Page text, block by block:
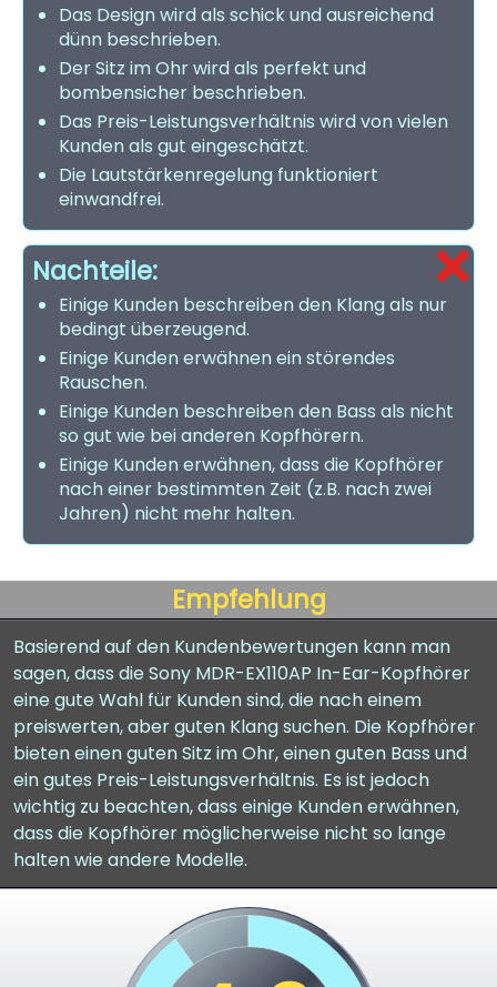
Das Design wird als schick und ausreichend
dünn beschrieben.
Der Sitz im Ohr wird als perfekt und
bombensicher beschrieben.
Das Preis-Leistungsverhältnis wird von vielen
Kunden als gut eingeschätzt.
Die Lautstärkenregelung funktioniert
einwandfrei.
Nachteile:
Einige Kunden beschreiben den Klang als nur
bedingt überzeugend.
Einige Kunden erwähnen ein störendes
Rauschen.
Einige Kunden beschreiben den Bass als nicht
so gut wie bei anderen Kopfhörern.
Einige Kunden erwähnen, dass die Kopfhörer
nach einer bestimmten Zeit (z.B. nach zwei
Jahren) nicht mehr halten.
Empfehlung
Basierend auf den Kundenbewertungen kann man
sagen, dass die Sony MDR-EX110AP In-Ear-Kopfhörer
eine gute Wahl für Kunden sind, die nach einem
preiswerten, aber guten Klang suchen. Die Kopfhörer
bieten einen guten Sitz im Ohr, einen guten Bass und
ein gutes Preis-Leistungsverhältnis. Es ist jedoch
wichtig zu beachten, dass einige Kunden erwähnen,
dass die Kopfhörer möglicherweise nicht so lange
halten wie andere Modelle.